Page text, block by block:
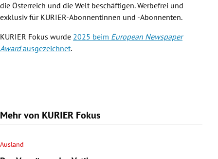
die Österreich und die Welt beschäftigen. Werbefrei und
exklusiv für KURIER-Abonnentinnen und -Abonnenten.
KURIER Fokus wurde 2025 beim European Newspaper
Awardausgezeichnet.
Mehr von KURIER Fokus
Ausland